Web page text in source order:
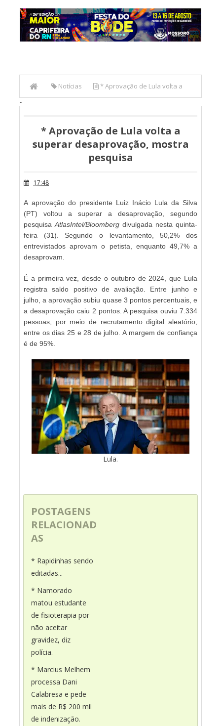
Notícias * Aprovação de Lula volta a
superar desaprovação, mostra pesquisa
-
* Aprovação de Lula volta a
superar desaprovação, mostra
pesquisa
17:48
A aprovação do presidente Luiz Inácio Lula da Silva
(PT) voltou a superar a desaprovação, segundo
pesquisa AtlasIntel/Bloomberg divulgada nesta quinta-
feira (31). Segundo o levantamento, 50,2% dos
entrevistados aprovam o petista, enquanto 49,7% a
desaprovam.
É a primeira vez, desde o outubro de 2024, que Lula
registra saldo positivo de avaliação. Entre junho e
julho, a aprovação subiu quase 3 pontos percentuais, e
a desaprovação caiu 2 pontos. A pesquisa ouviu 7.334
pessoas, por meio de recrutamento digital aleatório,
entre os dias 25 e 28 de julho. A margem de confiança
é de 95%.
Lula.
POSTAGENS
RELACIONAD
AS
* Rapidinhas sendo
editadas...
* Namorado
matou estudante
de fisioterapia por
não aceitar
gravidez, diz
polícia.
* Marcius Melhem
processa Dani
Calabresa e pede
mais de R$ 200 mil
de indenização.